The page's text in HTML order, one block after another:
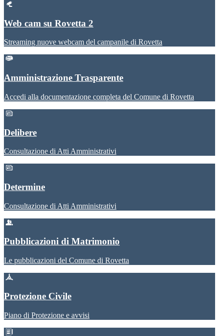
Web cam su Rovetta 2
Streaming nuove webcam del campanile di Rovetta
Amministrazione Trasparente
Accedi alla documentazione completa del Comune di Rovetta
Delibere
Consultazione di Atti Amministrativi
Determine
Consultazione di Atti Amministrativi
Pubblicazioni di Matrimonio
Le pubblicazioni del Comune di Rovetta
Protezione Civile
Piano di Protezione e avvisi